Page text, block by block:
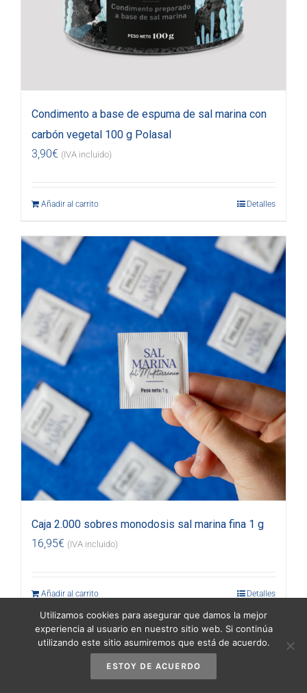
Condimento a base de espuma de sal marina con
carbón vegetal 100 g Polasal
3,90€ (IVA incluido)
Añadir al carrito Detalles
Caja 2.000 sobres monodosis sal marina fina 1 g
16,95€ (IVA incluido)
Añadir al carrito Detalles
Utilizamos cookies para asegurar que damos la mejor
experiencia al usuario en nuestro sitio web. Si continúa
utilizando este sitio asumiremos que está de acuerdo.
ESTOY DE ACUERDO